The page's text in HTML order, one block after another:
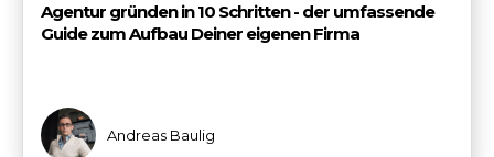
Agentur gründen in 10 Schritten - der umfassende
Guide zum Aufbau Deiner eigenen Firma
Andreas Baulig